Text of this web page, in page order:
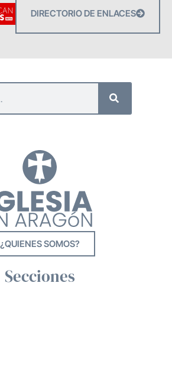
DIRECTORIO DE ENLACES
¿QUIENES SOMOS?
Secciones